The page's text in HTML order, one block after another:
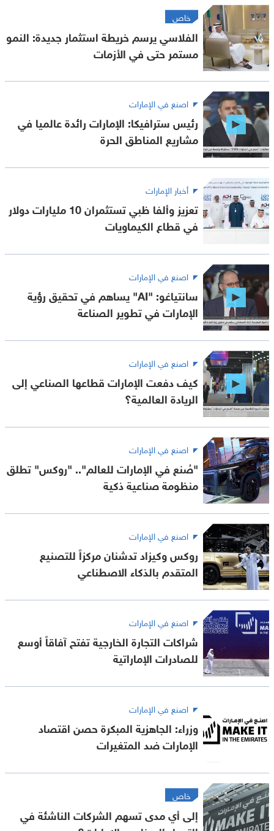
خاص
الفلاسي يرسم خريطة استثمار جديدة: النمو
مستمر حتى في الأزمات
اصنع في الإمارات
رئيس سترافيكا: الإمارات رائدة عالميا في
مشاريع المناطق الحرة
أخبار الإمارات
تعزيز وألفا ظبي تستثمران 10 مليارات دولار
في قطاع الكيماويات
اصنع في الإمارات
سانتياغو: "AI" يساهم في تحقيق رؤية
الإمارات في تطوير الصناعة
اصنع في الإمارات
كيف دفعت الإمارات قطاعها الصناعي إلى
الريادة العالمية؟
اصنع في الإمارات
"صُنع في الإمارات للعالم".. "روكس" تطلق
منظومة صناعية ذكية
اصنع في الإمارات
روكس وكيزاد تدشنان مركزاً للتصنيع
المتقدم بالذكاء الاصطناعي
اصنع في الإمارات
شراكات التجارة الخارجية تفتح آفاقاً أوسع
للصادرات الإماراتية
اصنع في الإمارات
وزراء: الجاهزية المبكرة حصن اقتصاد
الإمارات ضد المتغيرات
خاص
إلى أي مدى تسهم الشركات الناشئة في